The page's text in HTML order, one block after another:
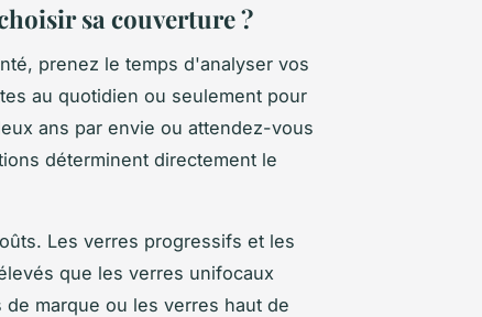
sa couverture ?
prenez le temps d'analyser vos
au quotidien ou seulement pour
ans par envie ou attendez-vous
déterminent directement le
Les verres progressifs et les
que les verres unifocaux
marque ou les verres haut de